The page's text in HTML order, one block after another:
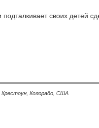
своих детей
Крестоун, Колорадо, США